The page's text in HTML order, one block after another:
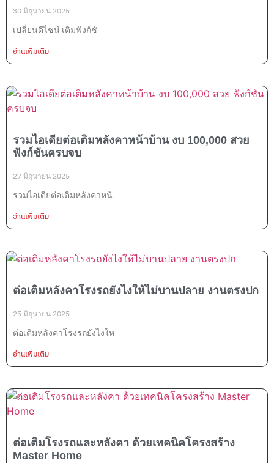
30 มิถุนายน 2025
เปลี่ยนดีไซน์ เติมฟังก์ชั
อ่านเพิ่มเติม
รวมไอเดียต่อเติมหลังคาหน้าบ้าน งบ 100,000 สวย
ฟังก์ชันครบจบ
27 มิถุนายน 2025
รวมไอเดียต่อเติมหลังคาหน้
อ่านเพิ่มเติม
ต่อเติมหลังคาโรงรถยังไงให้ไม่บานปลาย งานตรงปก
25 มิถุนายน 2025
ต่อเติมหลังคาโรงรถยังไงให
อ่านเพิ่มเติม
ต่อเติมโรงรถและหลังคา ด้วยเทคนิคโครงสร้าง
Master Home